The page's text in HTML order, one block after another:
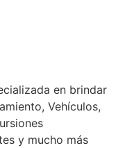
en brindar
Vehículos,
y mucho más